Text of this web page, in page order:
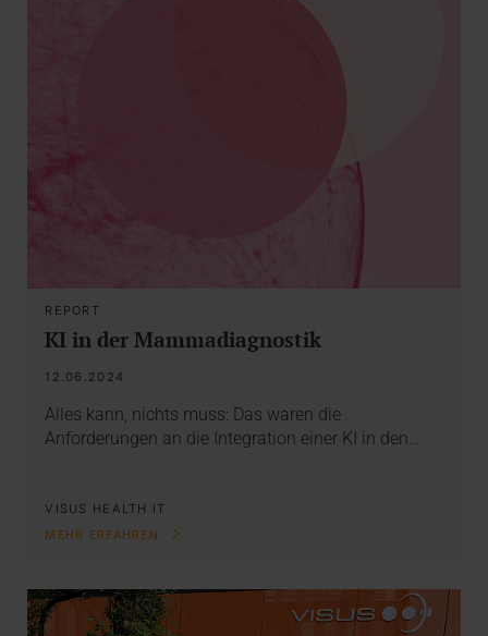
REPORT
KI in der Mammadiagnostik
12.06.2024
Alles kann, nichts muss: Das waren die
Anforderungen an die Integration einer KI in den…
VISUS HEALTH IT
MEHR ERFAHREN